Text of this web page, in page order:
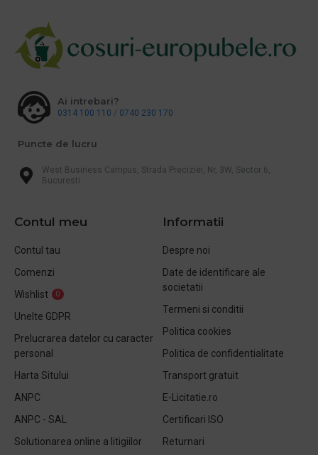
Ai intrebari?
0314 100 110 / 0740 230 170
Puncte de lucru
West Business Campus, Strada Preciziei, Nr, 3W, Sector 6,
Bucuresti
Contul meu
Contul tau
Comenzi
Wishlist
0
Unelte GDPR
Prelucrarea datelor cu caracter
personal
Harta Sitului
ANPC
ANPC - SAL
Solutionarea online a litigiilor
Informatii
Despre noi
Date de identificare ale
societatii
Termeni si conditii
Politica cookies
Politica de confidentialitate
Transport gratuit
E-Licitatie.ro
Certificari ISO
Returnari